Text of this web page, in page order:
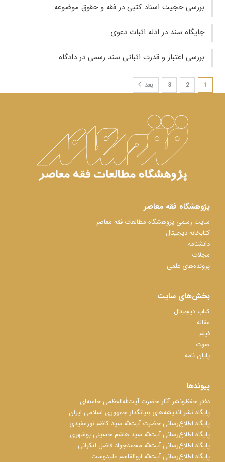
بررسی حجیت اسناد کتبی در فقه و حقوق موضوعه
جایگاه سند در ادله اثبات دعوی
بررسی اعتبار و قدرت اثباتی سند رسمی در دادگاه
1
2
3 بعد
پژوهشگاه فقه معاصر
سایت رسمی پژوهشگاه مطالعات فقه معاصر
کتابخانه دیجیتال
دانشنامه
مجلات
پرونده‌های علمی
بخش‌های سایت
کتاب دیجیتال
مقاله
فیلم
صوت
پایان نامه
پیوندها
دفتر حفظ‌‌‌ونشر آثار حضرت آیت‌ﷲ‌العظمی خامنه‌ای
پایگاه نشر اندیشه‌های بنیانگذار جمهوری اسلامی ایران
پایگاه اطلاع‌رسانی حضرت آیت‌ﷲ سید کاظم نورمفیدی
پایگاه اطلاع‌رسانی آیت‌ﷲ سید هاشم حسینی بوشهری
پایگاه اطلاع‌رسانی آیت‌ﷲ محمدجواد فاضل لنکرانی
پایگاه اطلاع‌رسانی آیت‌ﷲ ابوالقاسم علیدوست